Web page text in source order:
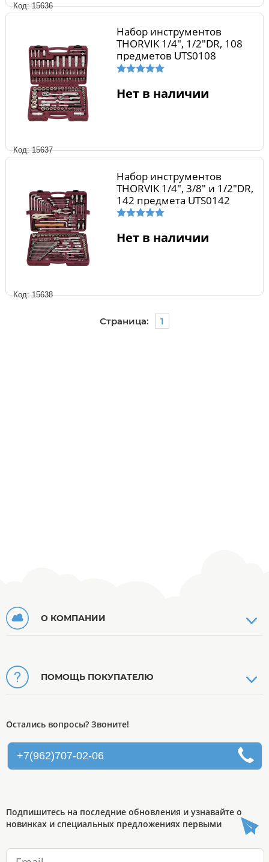
Код: 15636
Код: 15637
Набор инструментов
THORVIK 1/4", 1/2"DR, 108
предметов UTS0108
Нет в наличии
Код: 15638
Набор инструментов
THORVIK 1/4", 3/8" и 1/2"DR,
142 предмета UTS0142
Нет в наличии
Страница: 1
О КОМПАНИИ
ПОМОЩЬ ПОКУПАТЕЛЮ
Остались вопросы? Звоните!
+7(962)707-02-06
Подпишитесь на последние обновления и узнавайте о
новинках и специальных предложениях первыми